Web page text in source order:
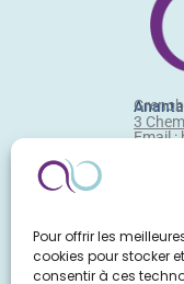
Pour offrir les
cookies pour stocker
consentir à ces
3
Email :